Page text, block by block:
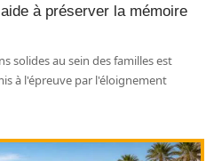
à préserver la mémoire
solides au sein des familles est
à l'épreuve par l'éloignement